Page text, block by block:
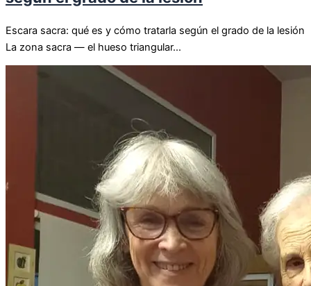
Escara sacra: qué es y cómo tratarla según el grado de la lesión
La zona sacra — el hueso triangular...